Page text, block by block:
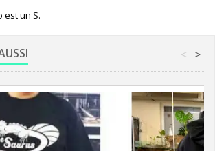
est un S.
>
<